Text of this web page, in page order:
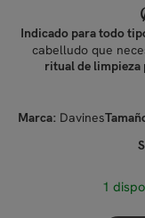
Indicado para todo
cabelludo que
ritual de limpieza
Marca: Davines
1